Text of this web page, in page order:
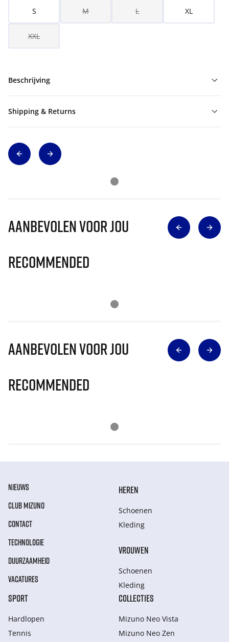
S M L XL
XXL
Beschrijving
Shipping & Returns
Aanbevolen voor jou
Recommended
Aanbevolen voor jou
Recommended
NIEUWS
CLUB MIZUNO
CONTACT
TECHNOLOGIE
DUURZAAMHEID
VACATURES
HEREN
Schoenen
Kleding
VROUWEN
Schoenen
Kleding
SPORT
Hardlopen
Tennis
COLLECTIES
Mizuno Neo Vista
Mizuno Neo Zen